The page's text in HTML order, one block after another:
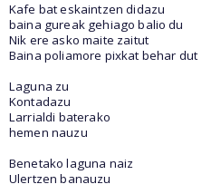
Kafe bat eskaintzen didazu
baina gureak gehiago balio du
Nik ere asko maite zaitut
Baina poliamore pixkat behar dut
Laguna zu
Kontadazu
Larrialdi baterako
hemen nauzu
Benetako laguna naiz
Ulertzen banauzu